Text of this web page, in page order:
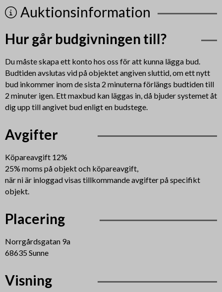
Auktionsinformation
Hur går budgivningen till?
Du måste skapa ett konto hos oss för att kunna lägga bud.
Budtiden avslutas vid på objektet angiven sluttid, om ett nytt
bud inkommer inom de sista 2 minuterna förlängs budtiden till
2 minuter igen. Ett maxbud kan läggas in, då bjuder systemet åt
dig upp till angivet bud enligt en budstege.
Avgifter
Köpareavgift 12%
25% moms på objekt och köpareavgift,
när ni är inloggad visas tillkommande avgifter på specifikt
objekt.
Placering
Norrgårdsgatan 9a
68635 Sunne
Visning